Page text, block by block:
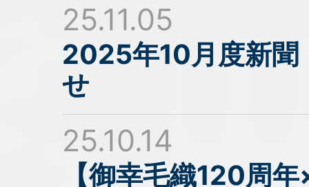
25.11.05
2025年10月度新聞
せ
25.10.14
【御幸毛織120周